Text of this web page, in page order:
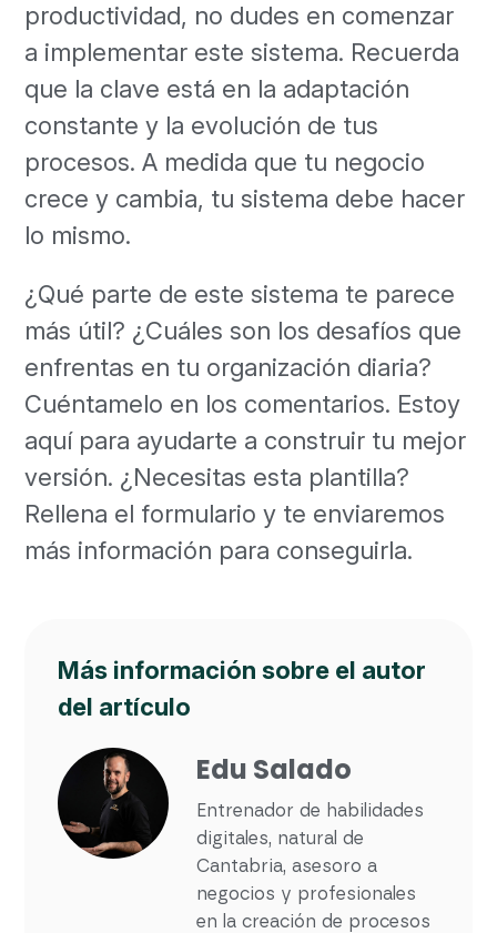
productividad, no dudes en comenzar
a implementar este sistema. Recuerda
que la clave está en la adaptación
constante y la evolución de tus
procesos. A medida que tu negocio
crece y cambia, tu sistema debe hacer
lo mismo.
¿Qué parte de este sistema te parece
más útil? ¿Cuáles son los desafíos que
enfrentas en tu organización diaria?
Cuéntamelo en los comentarios. Estoy
aquí para ayudarte a construir tu mejor
versión. ¿Necesitas esta plantilla?
Rellena el formulario y te enviaremos
más información para conseguirla.
Más información sobre el autor
del artículo
Edu Salado
Entrenador de habilidades
digitales, natural de
Cantabria, asesoro a
negocios y profesionales
en la creación de procesos